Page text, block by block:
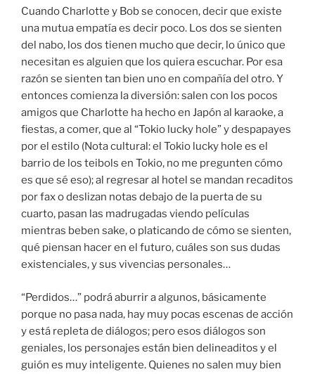
Cuando Charlotte y Bob se conocen, decir que existe
una mutua empatía es decir poco. Los dos se sienten
del nabo, los dos tienen mucho que decir, lo único que
necesitan es alguien que los quiera escuchar. Por esa
razón se sienten tan bien uno en compañía del otro. Y
entonces comienza la diversión: salen con los pocos
amigos que Charlotte ha hecho en Japón al karaoke, a
fiestas, a comer, que al “Tokio lucky hole” y despapayes
por el estilo (Nota cultural: el Tokio lucky hole es el
barrio de los teibols en Tokio, no me pregunten cómo
es que sé eso); al regresar al hotel se mandan recaditos
por fax o deslizan notas debajo de la puerta de su
cuarto, pasan las madrugadas viendo películas
mientras beben sake, o platicando de cómo se sienten,
qué piensan hacer en el futuro, cuáles son sus dudas
existenciales, y sus vivencias personales…
“Perdidos…” podrá aburrir a algunos, básicamente
porque no pasa nada, hay muy pocas escenas de acción
y está repleta de diálogos; pero esos diálogos son
geniales, los personajes están bien delineaditos y el
guión es muy inteligente. Quienes no salen muy bien